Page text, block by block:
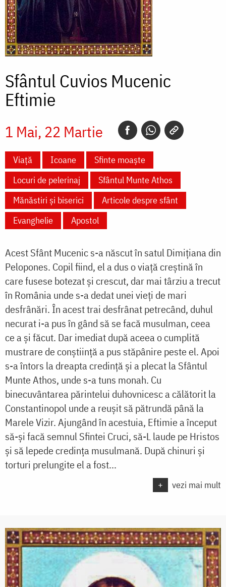
Sfântul Cuvios Mucenic
Eftimie
1 Mai 22 Martie
Viață Icoane
Sfinte moaște
Locuri de pelerinaj
Sfântul Munte Athos
Mănăstiri și biserici
Articole despre sfânt
Evanghelie
Apostol
Acest Sfânt Mucenic s-a născut în satul Dimițiana din
Pelopones. Copil fiind, el a dus o viață creștină în
care fusese botezat și crescut, dar mai târziu a trecut
în România unde s-a dedat unei vieți de mari
desfrânări. În acest trai desfrânat petrecând, duhul
necurat i-a pus în gând să se facă musulman, ceea
ce a și făcut. Dar imediat după aceea o cumplită
mustrare de conștiință a pus stăpânire peste el. Apoi
s-a întors la dreapta credință și a plecat la Sfântul
Munte Athos, unde s-a tuns monah. Cu
binecuvântarea părintelui duhovnicesc a călătorit la
Constantinopol unde a reușit să pătrundă până la
Marele Vizir. Ajungând în acestuia, Eftimie a început
să-și facă semnul Sfintei Cruci, să-L laude pe Hristos
și să lepede credința musulmană. După chinuri și
torturi prelungite el a fost...
+ vezi mai mult